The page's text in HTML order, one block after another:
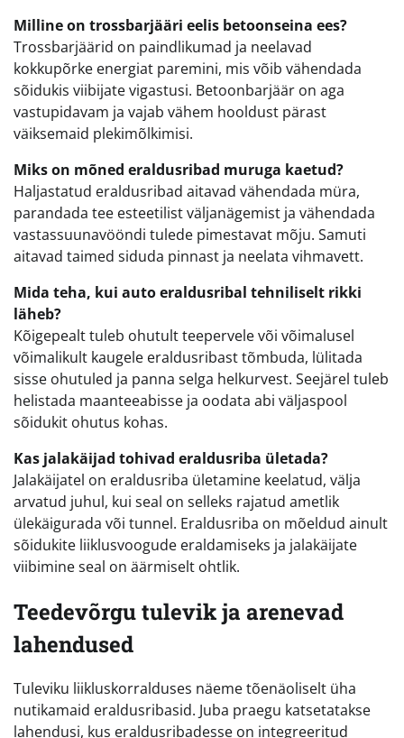
Milline on trossbarjääri eelis betoonseina ees?
Trossbarjäärid on paindlikumad ja neelavad
kokkupõrke energiat paremini, mis võib vähendada
sõidukis viibijate vigastusi. Betoonbarjäär on aga
vastupidavam ja vajab vähem hooldust pärast
väiksemaid plekimõlkimisi.
Miks on mõned eraldusribad muruga kaetud?
Haljastatud eraldusribad aitavad vähendada müra,
parandada tee esteetilist väljanägemist ja vähendada
vastassuunavööndi tulede pimestavat mõju. Samuti
aitavad taimed siduda pinnast ja neelata vihmavett.
Mida teha, kui auto eraldusribal tehniliselt rikki
läheb?
Kõigepealt tuleb ohutult teepervele või võimalusel
võimalikult kaugele eraldusribast tõmbuda, lülitada
sisse ohutuled ja panna selga helkurvest. Seejärel tuleb
helistada maanteeabisse ja oodata abi väljaspool
sõidukit ohutus kohas.
Kas jalakäijad tohivad eraldusriba ületada?
Jalakäijatel on eraldusriba ületamine keelatud, välja
arvatud juhul, kui seal on selleks rajatud ametlik
ülekäigurada või tunnel. Eraldusriba on mõeldud ainult
sõidukite liiklusvoogude eraldamiseks ja jalakäijate
viibimine seal on äärmiselt ohtlik.
Teedevõrgu tulevik ja arenevad
lahendused
Tuleviku liikluskorralduses näeme tõenäoliselt üha
nutikamaid eraldusribasid. Juba praegu katsetatakse
lahendusi, kus eraldusribadesse on integreeritud